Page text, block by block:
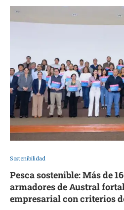
Sostenibilidad
Pesca sostenible: Más de
armadores de Austral
empresarial con criterios